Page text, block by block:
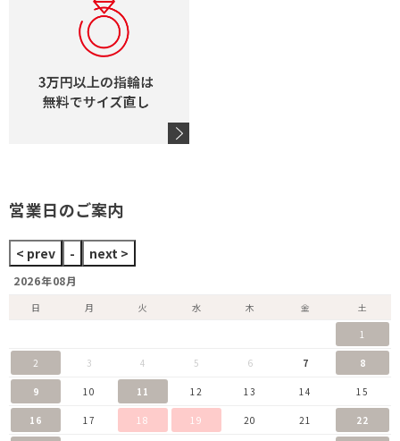
営業日のご案内
2026年08月
日 月 火 水 木 金
土
1
2 3 4 5 6 7 8
9 10 11 12 13 14 15
16 17 18 19 20 21 22